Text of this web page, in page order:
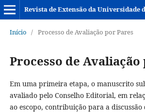
Início / Processo de Avaliação por Pares
Processo de Avaliação
Em uma primeira etapa, o manuscrito
avaliado pelo Conselho Editorial, em
ao escopo, contribuição para a discussão